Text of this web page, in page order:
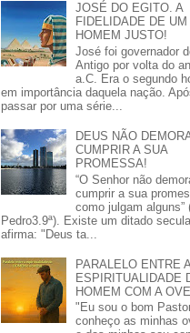
JOSÉ DO EGITO. A
FIDELIDADE DE UM
HOMEM JUSTO!
José foi governador
Antigo por volta do
a.C. Era o segundo
em importância daquela nação.
passar por uma série...
DEUS NÃO
CUMPRIR A SUA
PROMESSA!
“O Senhor não
cumprir a sua
como julgam alguns”
Pedro3.9ª). Existe um ditado
afirma: "Deus ta...
PARALELO ENTRE A
ESPIRITUALIDADE
HOMEM COM A
"Eu sou o bom
conheço as minhas